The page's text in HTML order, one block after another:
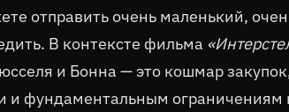
отправить очень маленький,
В контексте фильма
и Бонна — это кошмар
фундаментальным ограничениям